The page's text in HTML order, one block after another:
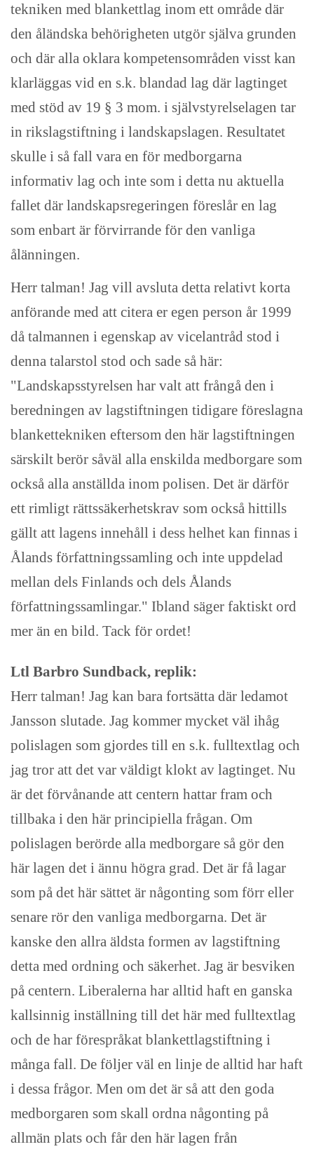
tekniken med blankettlag inom ett område där
den åländska behörigheten utgör själva grunden
och där alla oklara kompetensområden visst kan
klarläggas vid en s.k. blandad lag där lagtinget
med stöd av 19 § 3 mom. i självstyrelselagen tar
in rikslagstiftning i landskapslagen. Resultatet
skulle i så fall vara en för medborgarna
informativ lag och inte som i detta nu aktuella
fallet där landskapsregeringen föreslår en lag
som enbart är förvirrande för den vanliga
ålänningen.
Herr talman! Jag vill avsluta detta relativt korta
anförande med att citera er egen person år 1999
då talmannen i egenskap av vicelantråd stod i
denna talarstol stod och sade så här:
"Landskapsstyrelsen har valt att frångå den i
beredningen av lagstiftningen tidigare föreslagna
blankettekniken eftersom den här lagstiftningen
särskilt berör såväl alla enskilda medborgare som
också alla anställda inom polisen. Det är därför
ett rimligt rättssäkerhetskrav som också hittills
gällt att lagens innehåll i dess helhet kan finnas i
Ålands författningssamling och inte uppdelad
mellan dels Finlands och dels Ålands
författningssamlingar." Ibland säger faktiskt ord
mer än en bild. Tack för ordet!
Ltl Barbro Sundback, replik:
Herr talman! Jag kan bara fortsätta där ledamot
Jansson slutade. Jag kommer mycket väl ihåg
polislagen som gjordes till en s.k. fulltextlag och
jag tror att det var väldigt klokt av lagtinget. Nu
är det förvånande att centern hattar fram och
tillbaka i den här principiella frågan. Om
polislagen berörde alla medborgare så gör den
här lagen det i ännu högra grad. Det är få lagar
som på det här sättet är någonting som förr eller
senare rör den vanliga medborgarna. Det är
kanske den allra äldsta formen av lagstiftning
detta med ordning och säkerhet. Jag är besviken
på centern. Liberalerna har alltid haft en ganska
kallsinnig inställning till det här med fulltextlag
och de har förespråkat blankettlagstiftning i
många fall. De följer väl en linje de alltid har haft
i dessa frågor. Men om det är så att den goda
medborgaren som skall ordna någonting på
allmän plats och får den här lagen från